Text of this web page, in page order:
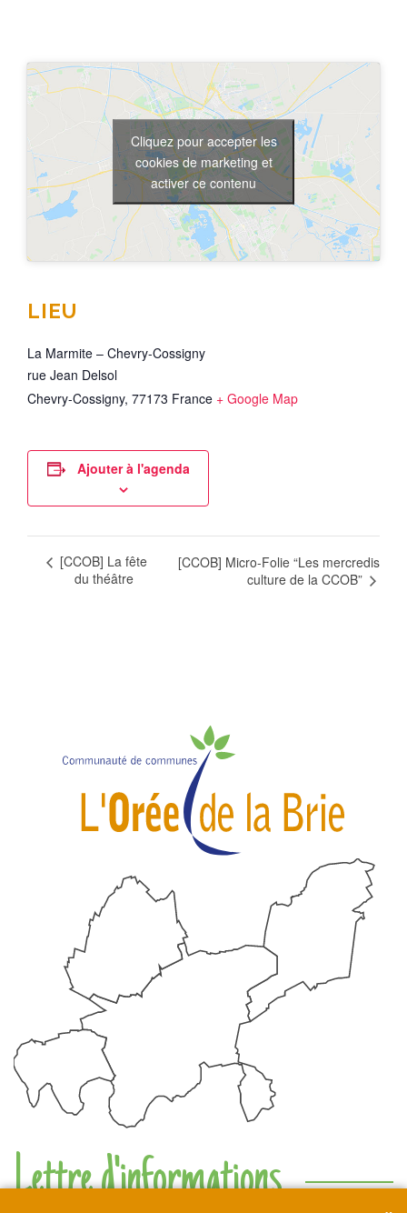
LIEU
La Marmite – Chevry-Cossigny
rue Jean Delsol
Chevry-Cossigny, 77173 France + Google Map
Cliquez pour accepter les
cookies de marketing et
activer ce contenu
Ajouter à l'agenda
[CCOB] La fête
du théâtre
[CCOB] Micro-Folie “Les mercredis
culture de la CCOB”
Lettre d'informations